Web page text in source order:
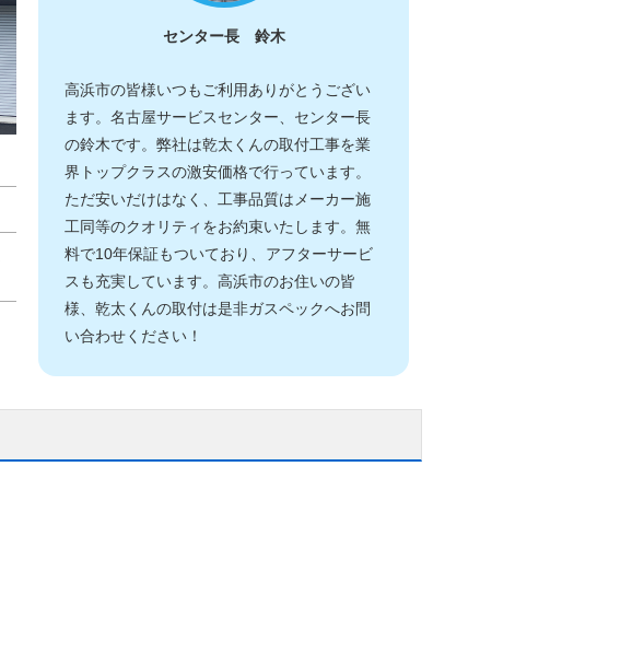
センター長 鈴木
高浜市の皆様いつもご利用ありがとうござい
ます。名古屋サービスセンター、センター長
の鈴木です。弊社は乾太くんの取付工事を業
界トップクラスの激安価格で行っています。
ただ安いだけはなく、工事品質はメーカー施
工同等のクオリティをお約束いたします。無
料で10年保証もついており、アフターサービ
スも充実しています。高浜市のお住いの皆
様、乾太くんの取付は是非ガスペックへお問
い合わせください！